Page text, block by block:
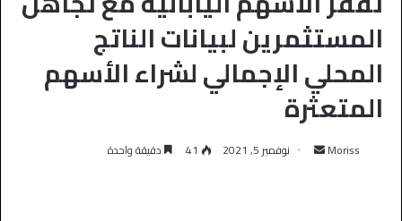
المستثمرين لبيانات الناتج
المحلي الإجمالي لشراء الأسهم
المتعثرة
Moriss نوفمبر 5, 2021 41 دقيقة واحدة